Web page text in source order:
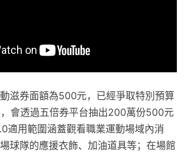
滋券面額為500元，已經爭取特別預算
會透過五倍券平台抽出200萬份500元
適用範圍涵蓋觀看職業運動場域內消
球隊的應援衣飾、加油道具等；在場館